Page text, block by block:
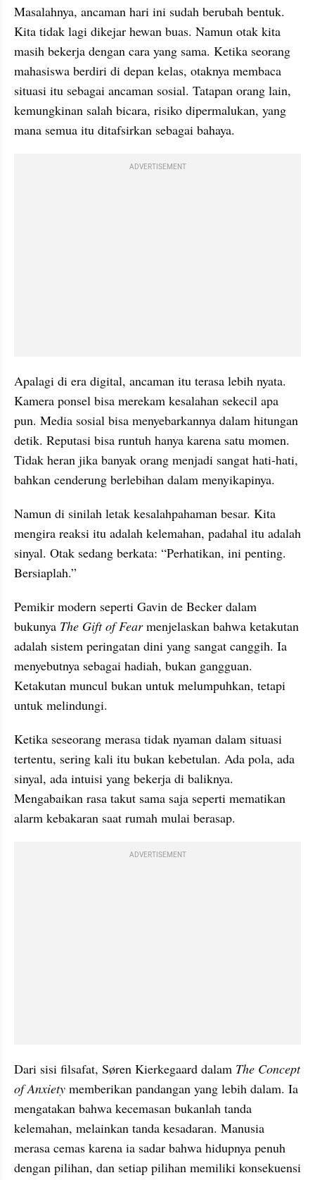
Masalahnya, ancaman hari ini sudah berubah bentuk.
Kita tidak lagi dikejar hewan buas. Namun otak kita
masih bekerja dengan cara yang sama. Ketika seorang
mahasiswa berdiri di depan kelas, otaknya membaca
situasi itu sebagai ancaman sosial. Tatapan orang lain,
kemungkinan salah bicara, risiko dipermalukan, yang
mana semua itu ditafsirkan sebagai bahaya.
ADVERTISEMENT
Apalagi di era digital, ancaman itu terasa lebih nyata.
Kamera ponsel bisa merekam kesalahan sekecil apa
pun. Media sosial bisa menyebarkannya dalam hitungan
detik. Reputasi bisa runtuh hanya karena satu momen.
Tidak heran jika banyak orang menjadi sangat hati-hati,
bahkan cenderung berlebihan dalam menyikapinya.
Namun di sinilah letak kesalahpahaman besar. Kita
mengira reaksi itu adalah kelemahan, padahal itu adalah
sinyal. Otak sedang berkata: “Perhatikan, ini penting.
Bersiaplah.”
Pemikir modern seperti Gavin de Becker dalam
bukunya The Gift of Fear menjelaskan bahwa ketakutan
adalah sistem peringatan dini yang sangat canggih. Ia
menyebutnya sebagai hadiah, bukan gangguan.
Ketakutan muncul bukan untuk melumpuhkan, tetapi
untuk melindungi.
Ketika seseorang merasa tidak nyaman dalam situasi
tertentu, sering kali itu bukan kebetulan. Ada pola, ada
sinyal, ada intuisi yang bekerja di baliknya.
Mengabaikan rasa takut sama saja seperti mematikan
alarm kebakaran saat rumah mulai berasap.
ADVERTISEMENT
Dari sisi filsafat, Søren Kierkegaard dalam The Concept
of Anxiety memberikan pandangan yang lebih dalam. Ia
mengatakan bahwa kecemasan bukanlah tanda
kelemahan, melainkan tanda kesadaran. Manusia
merasa cemas karena ia sadar bahwa hidupnya penuh
dengan pilihan, dan setiap pilihan memiliki konsekuensi